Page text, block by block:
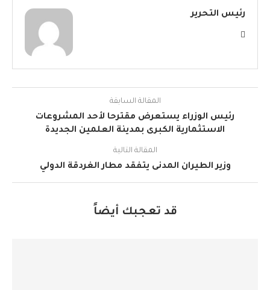
رئيس التحرير
المقالة السابقة
رئيس الوزراء يستعرض مقترحا لأحد المشروعات
الاستثمارية الكبرى بمدينة العلمين الجديدة
المقالة التالية
وزير الطيران المدنى يتفقد مطار الغردقة الدولي
قد تعجبك أيضاً